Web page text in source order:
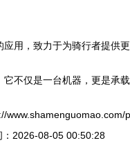
用，致力于为骑行者提供
不仅是一台机器，更是承
www.shamenguomao.com/
：2026-08-05 00:50:28